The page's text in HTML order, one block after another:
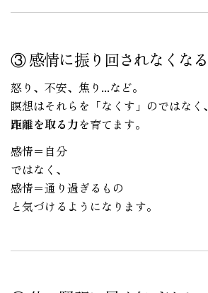
③ 感情に振り回されなくなる
怒り、不安、焦り...など。
瞑想はそれらを「なくす」のではなく、
距離を取る力を育てます。
感情＝自分
ではなく、
感情＝通り過ぎるもの
と気づけるようになります。